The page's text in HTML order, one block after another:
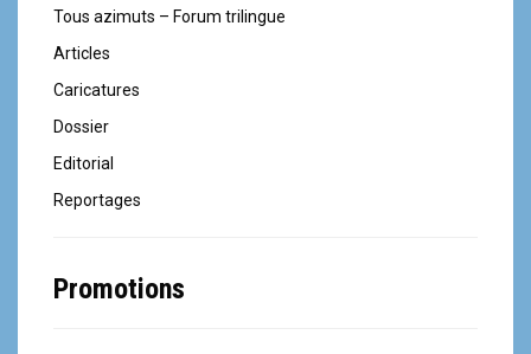
Tous azimuts – Forum trilingue
Articles
Caricatures
Dossier
Editorial
Reportages
Promotions